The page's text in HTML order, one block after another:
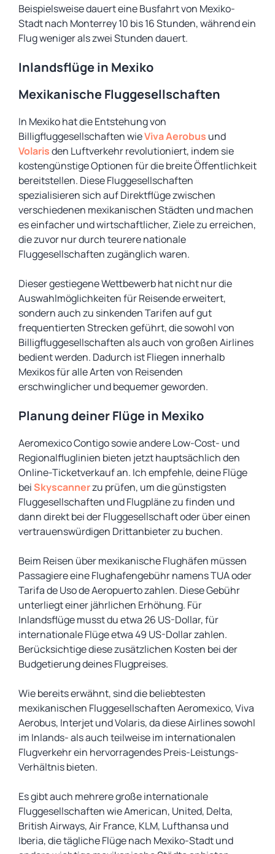
Beispielsweise dauert eine Busfahrt von Mexiko-
Stadt nach Monterrey 10 bis 16 Stunden, während ein
Flug weniger als zwei Stunden dauert.
Inlandsflüge in Mexiko
Mexikanische Fluggesellschaften
In Mexiko hat die Entstehung von
Billigfluggesellschaften wieViva Aerobus und
Volarisden Luftverkehr revolutioniert, indem sie
kostengünstige Optionen für die breite Öffentlichkeit
bereitstellen. Diese Fluggesellschaften
spezialisieren sich auf Direktflüge zwischen
verschiedenen mexikanischen Städten und machen
es einfacher und wirtschaftlicher, Ziele zu erreichen,
die zuvor nur durch teurere nationale
Fluggesellschaften zugänglich waren.
Dieser gestiegene Wettbewerb hat nicht nur die
Auswahlmöglichkeiten für Reisende erweitert,
sondern auch zu sinkenden Tarifen auf gut
frequentierten Strecken geführt, die sowohl von
Billigfluggesellschaften als auch von großen Airlines
bedient werden. Dadurch ist Fliegen innerhalb
Mexikos für alle Arten von Reisenden
erschwinglicher und bequemer geworden.
Planung deiner Flüge in Mexiko
Aeromexico Contigo sowie andere Low-Cost- und
Regionalfluglinien bieten jetzt hauptsächlich den
Online-Ticketverkauf an. Ich empfehle, deine Flüge
bei Skyscannerzu prüfen, um die günstigsten
Fluggesellschaften und Flugpläne zu finden und
dann direkt bei der Fluggesellschaft oder über einen
vertrauenswürdigen Drittanbieter zu buchen.
Beim Reisen über mexikanische Flughäfen müssen
Passagiere eine Flughafengebühr namens TUA oder
Tarifa de Uso de Aeropuerto zahlen. Diese Gebühr
unterliegt einer jährlichen Erhöhung. Für
Inlandsflüge musst du etwa 26 US-Dollar, für
internationale Flüge etwa 49 US-Dollar zahlen.
Berücksichtige diese zusätzlichen Kosten bei der
Budgetierung deines Flugpreises.
Wie bereits erwähnt, sind die beliebtesten
mexikanischen Fluggesellschaften Aeromexico, Viva
Aerobus, Interjet und Volaris, da diese Airlines sowohl
im Inlands- als auch teilweise im internationalen
Flugverkehr ein hervorragendes Preis-Leistungs-
Verhältnis bieten.
Es gibt auch mehrere große internationale
Fluggesellschaften wie American, United, Delta,
British Airways, Air France, KLM, Lufthansa und
Iberia, die tägliche Flüge nach Mexiko-Stadt und